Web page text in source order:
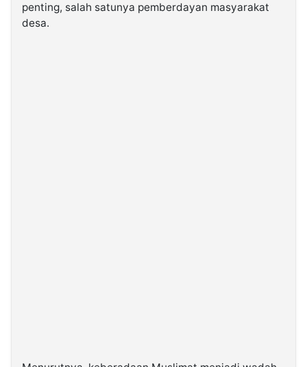
Kabarbaru.co
penting, salah satunya pemberdayan masyarakat
desa.